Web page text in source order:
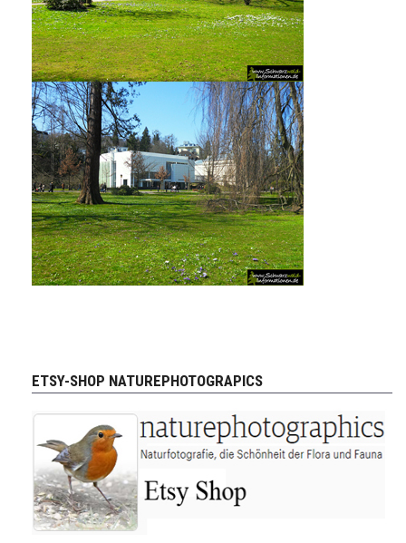
ETSY-SHOP NATUREPHOTOGRAPICS